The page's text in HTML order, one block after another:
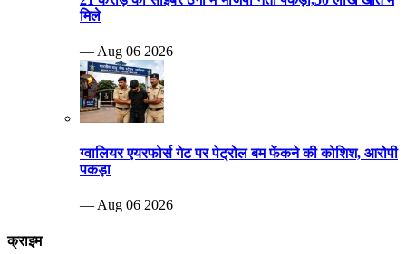
मिले
— Aug 06 2026
ग्वालियर एयरफोर्स गेट पर पेट्रोल बम फेंकने की कोशिश, आरोपी
पकड़ा
— Aug 06 2026
क्राइम